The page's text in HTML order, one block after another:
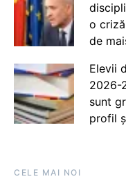
o
de
Elevii
2026-
sunt
profil
CELE MAI NOI